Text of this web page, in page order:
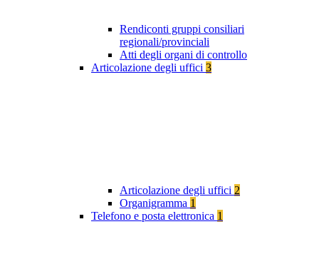
Rendiconti gruppi consiliari
regionali/provinciali
Atti degli organi di controllo
Articolazione degli uffici 3
Articolazione degli uffici 2
Organigramma 1
Telefono e posta elettronica 1